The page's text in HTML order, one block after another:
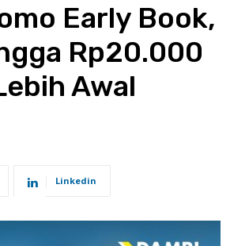
Early Book,
Rp20.000
Awal
Linkedin